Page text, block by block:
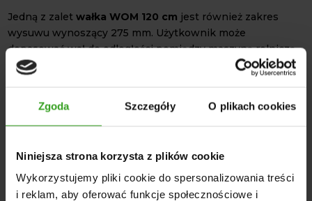
Zgoda Szczegóły O plikach cookies
Niniejsza strona korzysta z plików cookie
Wykorzystujemy pliki cookie do spersonalizowania treści
i reklam, aby oferować funkcje społecznościowe i
Jedną z zaletwałka WOM 120 cm jest również zakres
wysuwu wynoszący 275 mm. Użytkownik może
dopasować wał do odległości pomiędzy maszyną rolniczą,
a ciągnikiem. Złącza 1 3/8" pozwalają na szybki montaż do
większości maszyn. Oferowany wał jest doskonałym
pracy, ponieważ zapewnia stabilną pracę bez ryzyka
uszkodzeń podzespołów napędowych.
DANE TECHNICZNE
Minimalna długość wałka: 1200 mm
Maksymalna długość wałka: 1475 mm